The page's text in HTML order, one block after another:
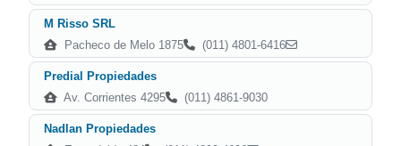
M Risso SRL
Pacheco de Melo 1875
(011) 4801-6416
Predial Propiedades
Av. Corrientes 4295
(011) 4861-9030
Nadlan Propiedades